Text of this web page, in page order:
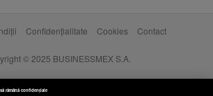
Confidențialitate Cookies Contact
© 2025 BUSINESSMEX S.A.
rămână confidențiale